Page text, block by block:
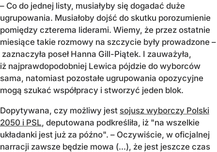
– Co do jednej listy, musiałyby się dogadać duże
ugrupowania. Musiałoby dojść do skutku porozumienie
pomiędzy czterema liderami. Wiemy, że przez ostatnie
miesiące takie rozmowy na szczycie były prowadzone –
zaznaczyła poseł Hanna Gill-Piątek. I zauważyła,
iż najprawdopodobniej Lewica pójdzie do wyborców
sama, natomiast pozostałe ugrupowania opozycyjne
mogą szukać współpracy i stworzyć jeden blok.
Dopytywana, czy możliwy jest sojusz wyborczy Polski
2050 i PSL, deputowana podkreśliła, iż "na wszelkie
układanki jest już za późno". – Oczywiście, w oficjalnej
narracji zawsze będzie mowa (...), że jest jeszcze czas